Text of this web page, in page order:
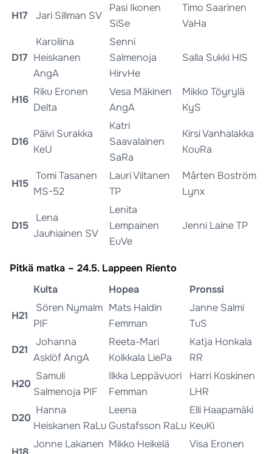
H17 Jari Sillman SV
Pasi Ikonen
SiSe
Timo Saarinen
VaHa
D17
Karoliina
Heiskanen
AngA
Senni
Salmenoja
HirvHe
Salla Sukki HlS
H16
Riku Eronen
Delta
Vesa Mäkinen
AngA
Mikko Töyrylä
KyS
D16
Päivi Surakka
KeU
Katri
Saavalainen
SaRa
Kirsi Vanhalakka
KouRa
H15
Tomi Tasanen
MS-52
Lauri Viitanen
TP
Mårten Boström
Lynx
D15
Lena
Jauhiainen SV
Lenita
Lempainen
EuVe
Jenni Laine TP
Pitkä matka – 24.5. Lappeen Riento
Kulta
Hopea Pronssi
H21
Sören Nymalm
PIF
Mats Haldin
Femman
Janne Salmi
TuS
D21
Johanna
Asklöf AngA
Reeta-Mari
Kolkkala LiePa
Katja Honkala
RR
H20
Samuli
Salmenoja PIF
Ilkka Leppävuori
Femman
Harri Koskinen
LHR
D20
Hanna
Heiskanen RaLu
Leena
Gustafsson RaLu
Elli Haapamäki
KeuKi
Jonne Lakanen Mikko Heikelä
Visa Eronen